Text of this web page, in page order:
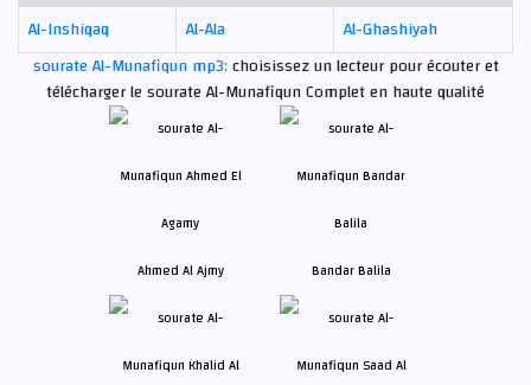
Al-Inshiqaq
Al-Ala
Al-Ghashiyah
sourate Al-Munafiqun mp3:choisissez un lecteur pour écouter et
télécharger le sourate Al-Munafiqun Complet en haute qualité
Ahmed Al Ajmy Bandar Balila